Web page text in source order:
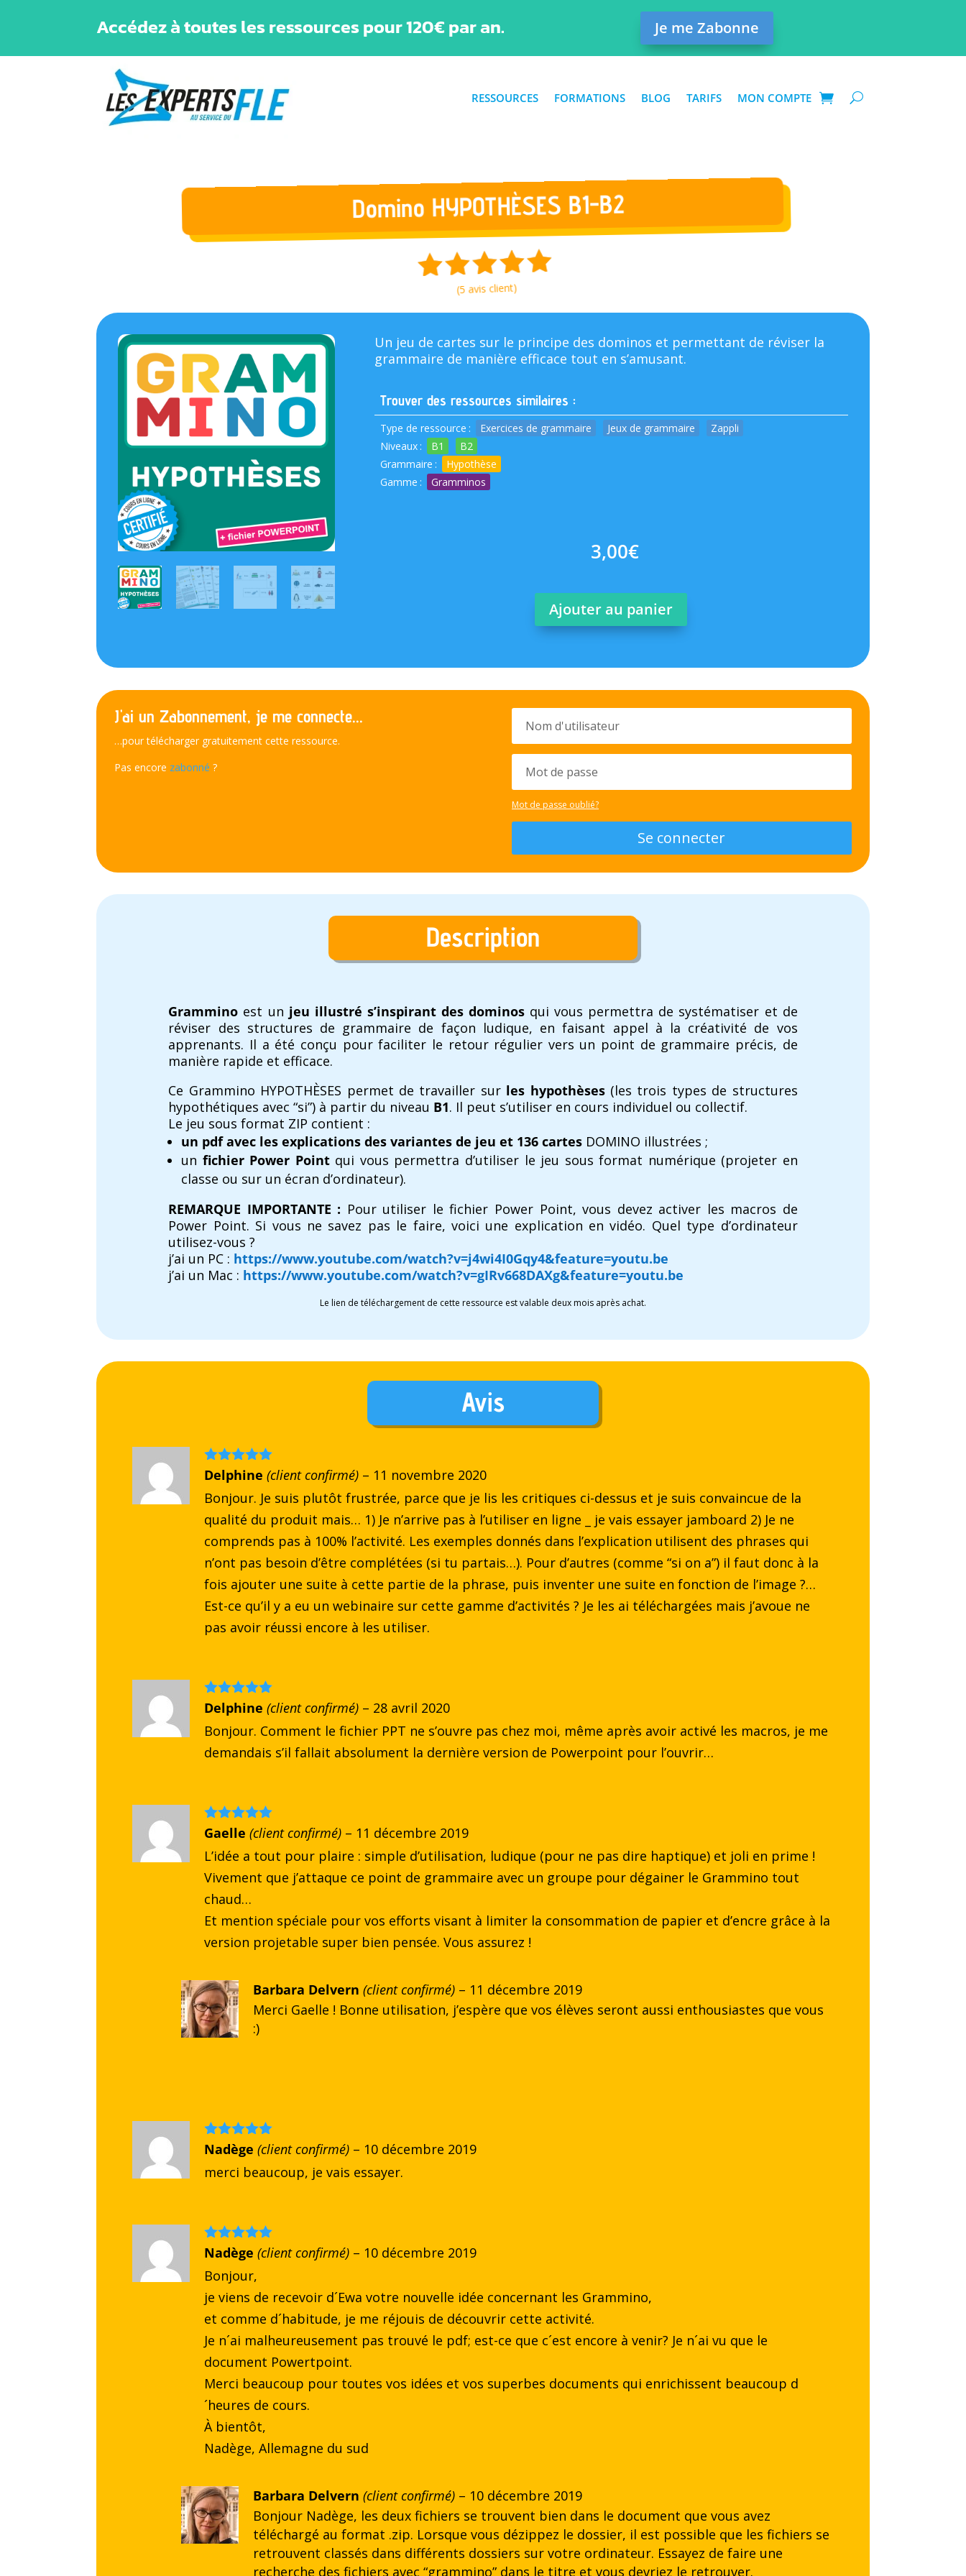
Accédez à toutes les ressources pour 120€ par an. Je me Zabonne
RESSOURCES FORMATIONS BLOG TARIFS MON COMPTE
Domino HYPOTHÈSES B1-B2
Noté5.00
sur 5
basé sur
notations
client
(5 avis client)
Un jeu de cartes sur le principe des dominos et permettant de réviser la
grammaire de manière efficace tout en s’amusant.
Trouver des ressources similaires :
Type de ressource : Exercices de grammaire Jeux de grammaire
Zappli
Niveaux : B1
B2
Grammaire :
Hypothèse
Gamme : Gramminos
3,00€
Ajouter au panier
J'ai un Zabonnement, je me connecte...
…pour télécharger gratuitement cette ressource.
Pas encore zabonné ?
Mot de passe oublié?
Se connecter
Description
Grammino est un jeu illustré s’inspirant des dominos qui vous permettra de systématiser et de
réviser des structures de grammaire de façon ludique, en faisant appel à la créativité de vos
apprenants. Il a été conçu pour faciliter le retour régulier vers un point de grammaire précis, de
manière rapide et efficace.
Ce Grammino HYPOTHÈSES permet de travailler sur les hypothèses(les trois types de structures
hypothétiques avec “si”) à partir du niveau B1. Il peut s’utiliser en cours individuel ou collectif.
Le jeu sous format ZIP contient :
un pdf avec les explications des variantes de jeu et 136 cartes DOMINO illustrées ;
un fichier Power Pointqui vous permettra d’utiliser le jeu sous format numérique (projeter en
classe ou sur un écran d’ordinateur).
REMARQUE IMPORTANTE : Pour utiliser le fichier Power Point, vous devez activer les macros de
Power Point. Si vous ne savez pas le faire, voici une explication en vidéo. Quel type d’ordinateur
utilisez-vous ?
j’ai un PC : https://www.youtube.com/watch?v=j4wi4I0Gqy4&feature=youtu.be
j’ai un Mac : https://www.youtube.com/watch?v=gIRv668DAXg&feature=youtu.be
Le lien de téléchargement de cette ressource est valable deux mois après achat.
Avis
Note5sur
Delphine(client confirmé) – 11 novembre 2020
Bonjour. Je suis plutôt frustrée, parce que je lis les critiques ci-dessus et je suis convaincue de la
qualité du produit mais… 1) Je n’arrive pas à l’utiliser en ligne _ je vais essayer jamboard 2) Je ne
comprends pas à 100% l’activité. Les exemples donnés dans l’explication utilisent des phrases qui
n’ont pas besoin d’être complétées (si tu partais…). Pour d’autres (comme “si on a”) il faut donc à la
fois ajouter une suite à cette partie de la phrase, puis inventer une suite en fonction de l’image ?…
Est-ce qu’il y a eu un webinaire sur cette gamme d’activités ? Je les ai téléchargées mais j’avoue ne
pas avoir réussi encore à les utiliser.
Note5sur
Delphine(client confirmé) – 28 avril 2020
Bonjour. Comment le fichier PPT ne s’ouvre pas chez moi, même après avoir activé les macros, je me
demandais s’il fallait absolument la dernière version de Powerpoint pour l’ouvrir…
Note5sur
Gaelle(client confirmé) – 11 décembre 2019
L’idée a tout pour plaire : simple d’utilisation, ludique (pour ne pas dire haptique) et joli en prime !
Vivement que j’attaque ce point de grammaire avec un groupe pour dégainer le Grammino tout
chaud…
Et mention spéciale pour vos efforts visant à limiter la consommation de papier et d’encre grâce à la
version projetable super bien pensée. Vous assurez !
Barbara Delvern(client confirmé) – 11 décembre 2019
Merci Gaelle ! Bonne utilisation, j’espère que vos élèves seront aussi enthousiastes que vous
:)
Note5sur
Nadège(client confirmé) – 10 décembre 2019
merci beaucoup, je vais essayer.
Note5sur
Nadège(client confirmé) – 10 décembre 2019
Bonjour,
je viens de recevoir d´Ewa votre nouvelle idée concernant les Grammino,
et comme d´habitude, je me réjouis de découvrir cette activité.
Je n´ai malheureusement pas trouvé le pdf; est-ce que c´est encore à venir? Je n´ai vu que le
document Powertpoint.
Merci beaucoup pour toutes vos idées et vos superbes documents qui enrichissent beaucoup d
´heures de cours.
À bientôt,
Nadège, Allemagne du sud
Barbara Delvern(client confirmé) – 10 décembre 2019
Bonjour Nadège, les deux fichiers se trouvent bien dans le document que vous avez
téléchargé au format .zip. Lorsque vous dézippez le dossier, il est possible que les fichiers se
retrouvent classés dans différents dossiers sur votre ordinateur. Essayez de faire une
recherche des fichiers avec “grammino” dans le titre et vous devriez le retrouver.